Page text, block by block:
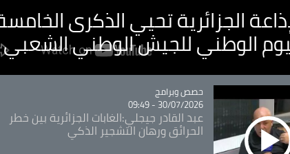
الجزائرية تحيي الذكرى
الوطني للجيش الوطني الشعبي
Catégorie
حصص وبرامج
30/07/2026 - 09:49
عبد القادر جيجلي:الغابات الجزائرية بين خطر
الحرائق ورهان التشجير الذكي